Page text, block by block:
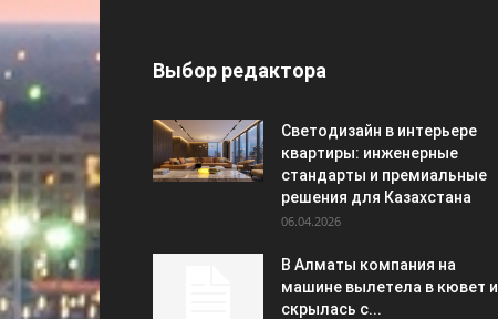
Выбор редактора
Светодизайн в интерьере
квартиры: инженерные
стандарты и премиальные
решения для Казахстана
06.04.2026
В Алматы компания на
машине вылетела в кювет и
скрылась с...